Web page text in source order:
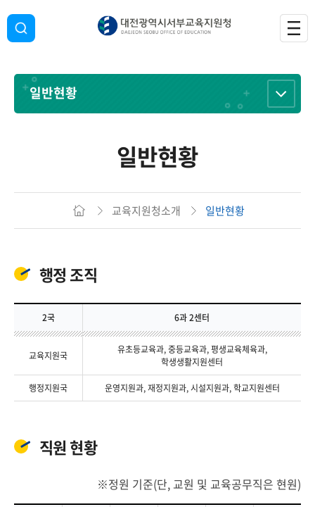
일반현황
일반현황
교육지원청소개 일반현황
행정 조직
2국 6과 2센터
교육지원국
유초등교육과, 중등교육과, 평생교육체육과,
학생생활지원센터
행정지원국 운영지원과, 재정지원과, 시설지원과, 학교지원센터
직원 현황
정원 기준(단, 교원 및 교육공무직은 현원)